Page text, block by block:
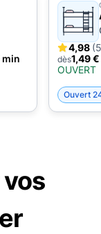
min
4,98
dès1,49
OUVERT
Ouvert